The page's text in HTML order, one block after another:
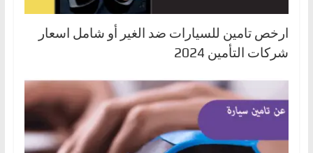
ارخص تامين للسيارات ضد الغير أو شامل اسعار
شركات التأمين 2024